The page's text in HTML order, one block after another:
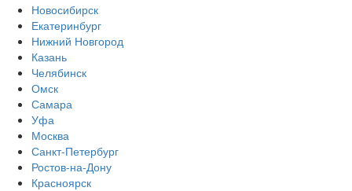
Новосибирск
Екатеринбург
Нижний Новгород
Казань
Челябинск
Омск
Самара
Уфа
Москва
Санкт-Петербург
Ростов-на-Дону
Красноярск